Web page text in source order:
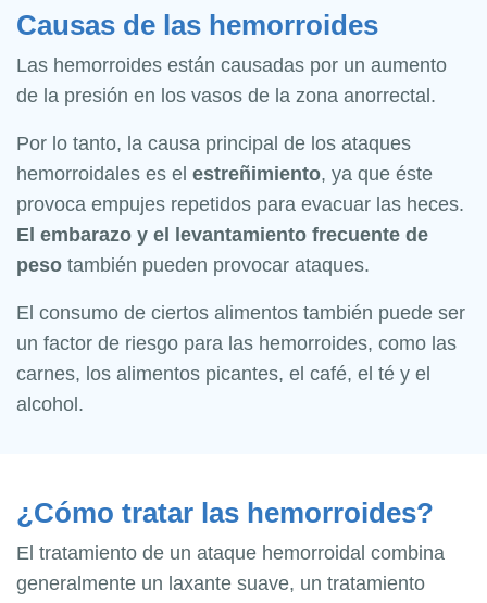
Causas de las hemorroides
Las hemorroides están causadas por un aumento
de la presión en los vasos de la zona anorrectal.
Por lo tanto, la causa principal de los ataques
hemorroidales es el estreñimiento, ya que éste
provoca empujes repetidos para evacuar las heces.
El embarazo y el levantamiento frecuente de
peso también pueden provocar ataques.
El consumo de ciertos alimentos también puede ser
un factor de riesgo para las hemorroides, como las
carnes, los alimentos picantes, el café, el té y el
alcohol.
¿Cómo tratar las hemorroides?
El tratamiento de un ataque hemorroidal combina
generalmente un laxante suave, un tratamiento